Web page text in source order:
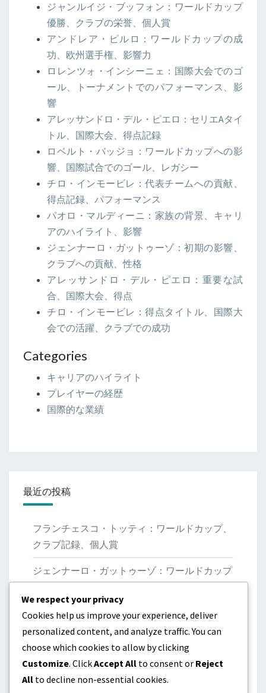
ジャンルイジ・ブッフォン：ワールドカップ
優勝、クラブの栄誉、個人賞
アンドレア・ピルロ：ワールドカップの成
功、欧州選手権、影響力
ロレンツォ・インシーニェ：国際大会でのゴ
ール、トーナメントでのパフォーマンス、影
響
アレッサンドロ・デル・ピエロ：セリエAタイ
トル、国際大会、得点記録
ロベルト・バッジョ：ワールドカップへの影
響、国際試合でのゴール、レガシー
チロ・インモービレ：代表チームへの貢献、
得点記録、パフォーマンス
パオロ・マルディーニ：家族の背景、キャリ
アのハイライト、影響
ジェンナーロ・ガットゥーゾ：初期の影響、
クラブへの貢献、性格
アレッサンドロ・デル・ピエロ：重要な試
合、国際大会、得点
チロ・インモービレ：得点タイトル、国際大
会での活躍、クラブでの成功
Categories
キャリアのハイライト
プレイヤーの経歴
国際的な業績
最近の投稿
フランチェスコ・トッティ：ワールドカップ、
クラブ記録、個人賞
ジェンナーロ・ガットゥーゾ：ワールドカップ
マルコ・ヴェッラッティ：国際大会、貢献、パ
フォーマンス
ジャンルイジ・ブッフォン：起源、初期のキャ
リア、個人的な業績
We respect your privacy
Cookies help us improve your experience, deliver
personalized content, and analyze traffic. You can
choose which cookies to allow by clicking
Customize. ClickAccept All to consent or Reject
All to decline non-essential cookies.